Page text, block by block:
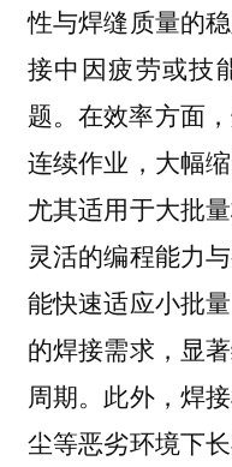
性与焊缝质量的
接中因疲劳或技
题。在效率方面
连续作业，大幅
尤其适用于大批
灵活的编程能力
能快速适应小批
的焊接需求，显
周期。此外，焊
尘等恶劣环境下